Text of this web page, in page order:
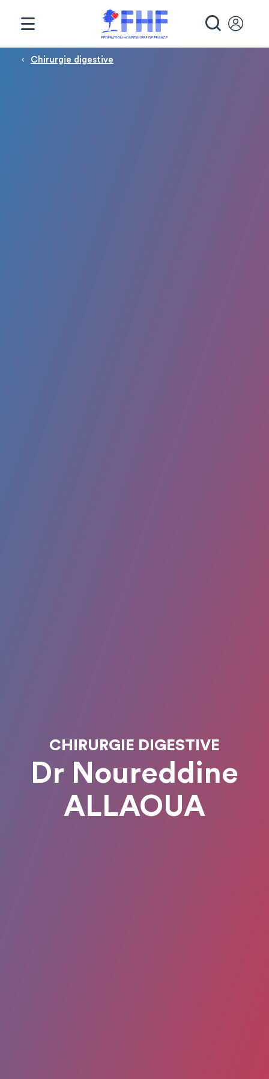
Fil d'Ariane
Chirurgie digestive
CHIRURGIE DIGESTIVE
Dr Noureddine
ALLAOUA
Panneau de gestion des cookies